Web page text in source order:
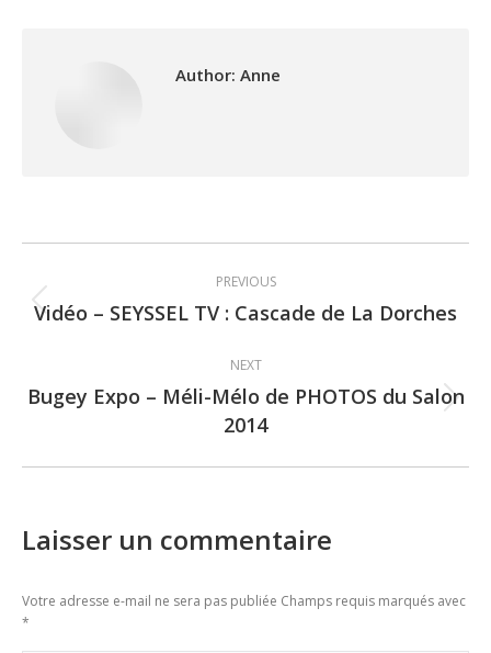
Author: Anne
navigation
PREVIOUS
Previous
Vidéo – SEYSSEL TV : Cascade de La Dorches
NEXT
Next
post:
Bugey Expo – Méli-Mélo de PHOTOS du Salon
2014
Laisser un commentaire
Votre adresse e-mail ne sera pas publiée Champs requis marqués avec
*